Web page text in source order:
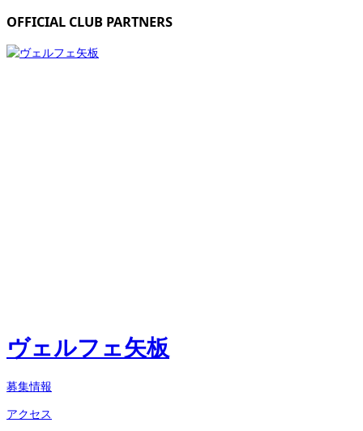
OFFICIAL CLUB PARTNERS
ヴェルフェ矢板
募集情報
アクセス